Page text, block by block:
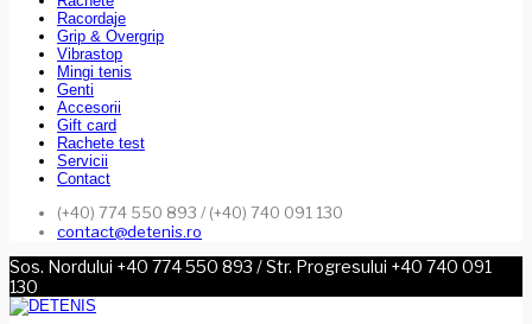
Racordaje
Grip & Overgrip
Vibrastop
Mingi tenis
Genti
Accesorii
Gift card
Rachete test
Servicii
Contact
(+40) 774 550 893 / (+40) 740 091 130
contact@detenis.ro
Sos. Nordului +40 774 550 893 / Str. Progresului +40 740 091
130